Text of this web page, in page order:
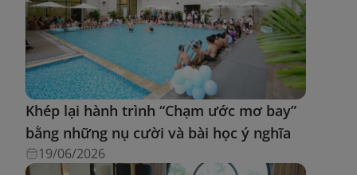
Khép lại hành trình “Chạm ước mơ bay”
bằng những nụ cười và bài học ý nghĩa
19/06/2026